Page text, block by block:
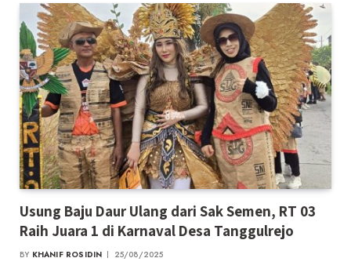
Usung Baju Daur Ulang dari Sak Semen, RT 03
Raih Juara 1 di Karnaval Desa Tanggulrejo
BY KHANIF ROSIDIN 25/08/2025